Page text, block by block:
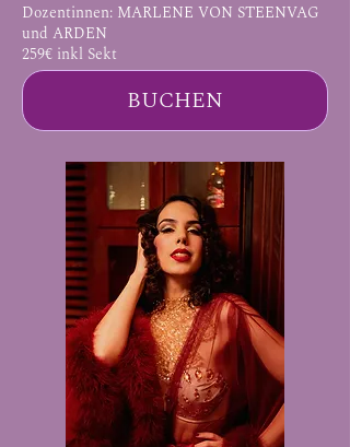
Dozentinnen: MARLENE VON STEENVAG
und ARDEN
259€ inkl Sekt
BUCHEN